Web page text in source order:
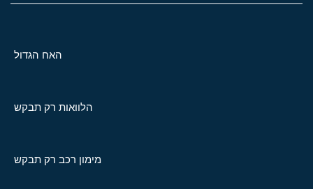
האח הגדול
הלוואות רק תבקש
מימון רכב רק תבקש